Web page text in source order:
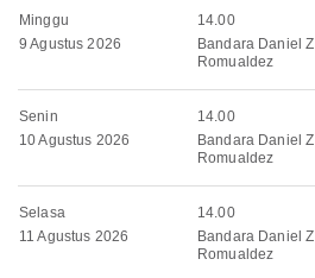
Minggu
9 Agustus 2026
14.00
Bandara Daniel Z
Romualdez
Senin
10 Agustus 2026
14.00
Bandara Daniel Z
Romualdez
Selasa
11 Agustus 2026
14.00
Bandara Daniel Z
Romualdez